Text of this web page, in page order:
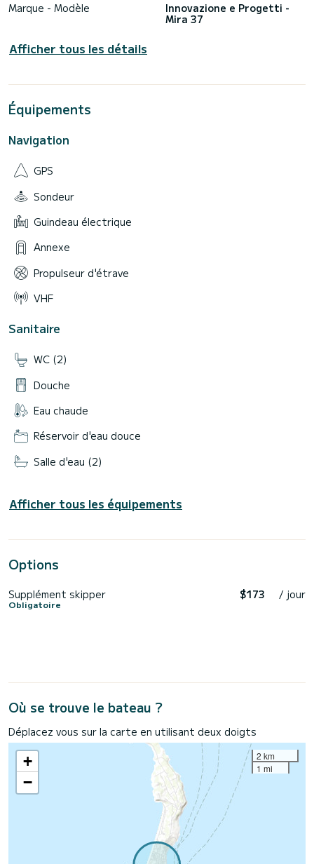
Marque - Modèle
Innovazione e Progetti -
Mira 37
Afficher tous les détails
Équipements
Navigation
GPS
Sondeur
Guindeau électrique
Annexe
Propulseur d'étrave
VHF
Sanitaire
WC (2)
Douche
Eau chaude
Réservoir d'eau douce
Salle d'eau (2)
Afficher tous les équipements
Options
Supplément skipper
Obligatoire
$173 / jour
Où se trouve le bateau ?
Déplacez vous sur la carte en utilisant deux doigts
+
−
2 km
1 mi